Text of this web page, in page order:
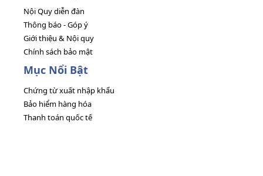
Nội Quy diễn đàn
Thông báo - Góp ý
Giới thiệu & Nội quy
Chính sách bảo mật
Mục Nổi Bật
Chứng từ xuất nhập khẩu
Bảo hiểm hàng hóa
Thanh toán quốc tế